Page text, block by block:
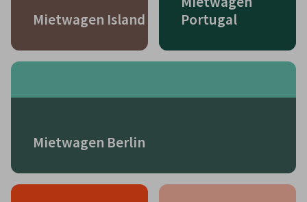
Mietwagen Island
Portugal
Mietwagen Berlin